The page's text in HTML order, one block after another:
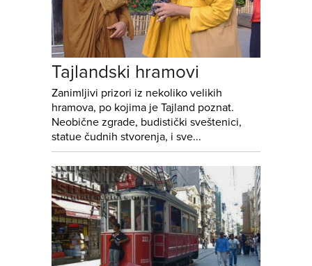
Tajlandski hramovi
Zanimljivi prizori iz nekoliko velikih
hramova, po kojima je Tajland poznat.
Neobične zgrade, budistički sveštenici,
statue čudnih stvorenja, i sve...